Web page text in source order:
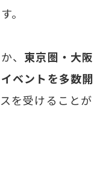
。
、 東京圏・大阪
ベントを多数開
を受けることが